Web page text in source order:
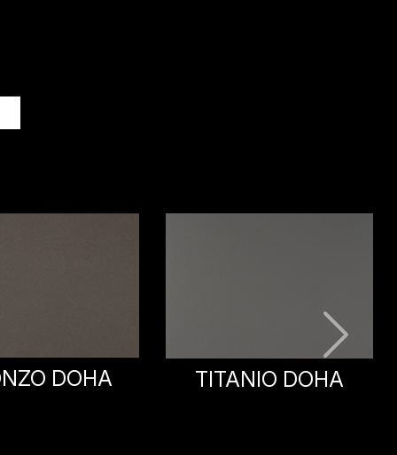
DOHA GRIGIO BROMO